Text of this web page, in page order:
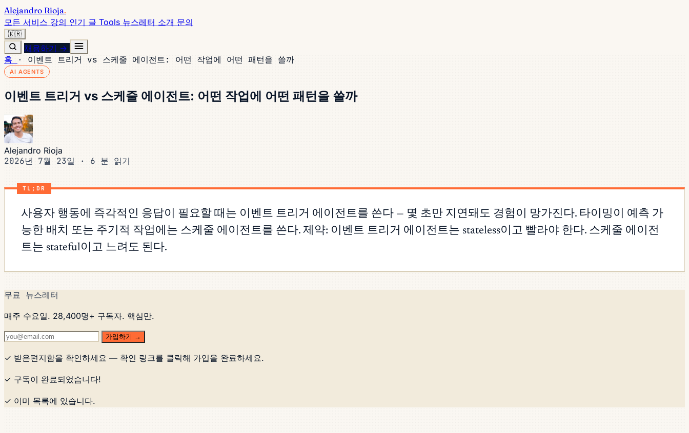
Alejandro Rioja.
모든 서비스 강의 인기 글 Tools 뉴스레터 소개 문의
🇰🇷
채용하기 →
홈 · 이벤트 트리거 vs 스케줄 에이전트: 어떤 작업에 어떤 패턴을 쓸까
AI AGENTS
이벤트 트리거 vs 스케줄 에이전트: 어떤 작업에 어떤 패턴을 쓸까
Alejandro Rioja
2026년 7월 23일 · 6 분 읽기
TL;DR
사용자 행동에 즉각적인 응답이 필요할 때는 이벤트 트리거 에이전트를 쓴다 — 몇 초만 지연돼도 경험이 망가진다. 타이밍이 예측 가
능한 배치 또는 주기적 작업에는 스케줄 에이전트를 쓴다. 제약: 이벤트 트리거 에이전트는 stateless이고 빨라야 한다. 스케줄 에이전
트는 stateful이고 느려도 된다.
무료 뉴스레터
매주 수요일. 28,400명+ 구독자. 핵심만.
가입하기 →
✓ 받은편지함을 확인하세요 — 확인 링크를 클릭해 가입을 완료하세요.
✓ 구독이 완료되었습니다!
✓ 이미 목록에 있습니다.